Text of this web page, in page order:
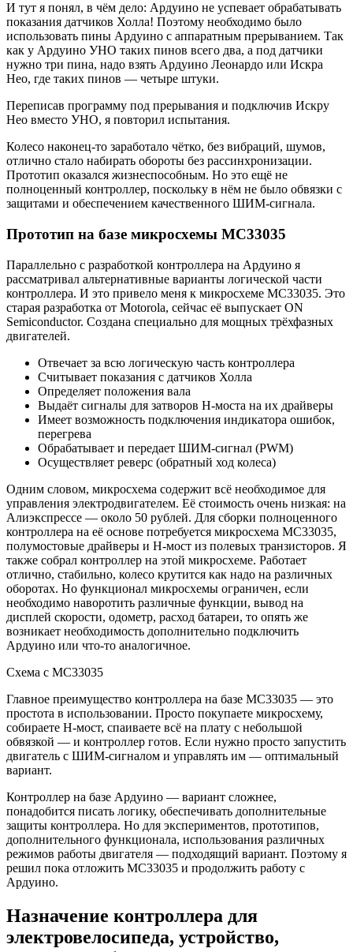
И тут я понял, в чём дело: Ардуино не успевает обрабатывать
показания датчиков Холла! Поэтому необходимо было
использовать пины Ардуино с аппаратным прерыванием. Так
как у Ардуино УНО таких пинов всего два, а под датчики
нужно три пина, надо взять Ардуино Леонардо или Искра
Нео, где таких пинов — четыре штуки.
Переписав программу под прерывания и подключив Искру
Нео вместо УНО, я повторил испытания.
Колесо наконец-то заработало чётко, без вибраций, шумов,
отлично стало набирать обороты без рассинхронизации.
Прототип оказался жизнеспособным. Но это ещё не
полноценный контроллер, поскольку в нём не было обвязки с
защитами и обеспечением качественного ШИМ-сигнала.
Прототип на базе микросхемы MC33035
Параллельно с разработкой контроллера на Ардуино я
рассматривал альтернативные варианты логической части
контроллера. И это привело меня к микросхеме MC33035. Это
старая разработка от Motorola, сейчас её выпускает ON
Semiconductor. Создана специально для мощных трёхфазных
двигателей.
Отвечает за всю логическую часть контроллера
Считывает показания с датчиков Холла
Определяет положения вала
Выдаёт сигналы для затворов Н-моста на их драйверы
Имеет возможность подключения индикатора ошибок,
перегрева
Обрабатывает и передает ШИМ-сигнал (PWM)
Осуществляет реверс (обратный ход колеса)
Одним словом, микросхема содержит всё необходимое для
управления электродвигателем. Её стоимость очень низкая: на
Алиэкспрессе — около 50 рублей. Для сборки полноценного
контроллера на её основе потребуется микросхема MC33035,
полумостовые драйверы и Н-мост из полевых транзисторов. Я
также собрал контроллер на этой микросхеме. Работает
отлично, стабильно, колесо крутится как надо на различных
оборотах. Но функционал микросхемы ограничен, если
необходимо наворотить различные функции, вывод на
дисплей скорости, одометр, расход батареи, то опять же
возникает необходимость дополнительно подключить
Ардуино или что-то аналогичное.
Схема с MC33035
Главное преимущество контроллера на базе MC33035 — это
простота в использовании. Просто покупаете микросхему,
собираете Н-мост, спаиваете всё на плату с небольшой
обвязкой — и контроллер готов. Если нужно просто запустить
двигатель с ШИМ-сигналом и управлять им — оптимальный
вариант.
Контроллер на базе Ардуино — вариант сложнее,
понадобится писать логику, обеспечивать дополнительные
защиты контроллера. Но для экспериментов, прототипов,
дополнительного функционала, использования различных
режимов работы двигателя — подходящий вариант. Поэтому я
решил пока отложить MC33035 и продолжить работу с
Ардуино.
Назначение контроллера для
электровелосипеда, устройство,